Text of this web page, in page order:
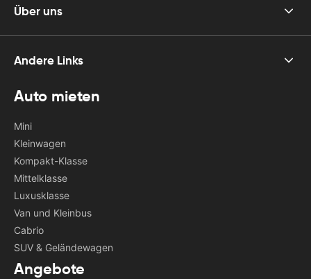
Über uns
Andere Links
Auto mieten
Mini
Kleinwagen
Kompakt-Klasse
Mittelklasse
Luxusklasse
Van und Kleinbus
Cabrio
SUV & Geländewagen
Angebote